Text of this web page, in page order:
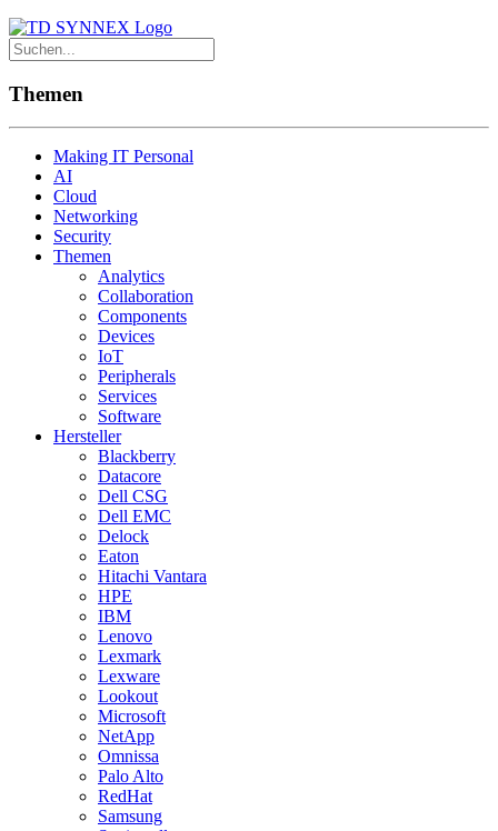
Themen
Making IT Personal
AI
Cloud
Networking
Security
Themen
Analytics
Collaboration
Components
Devices
IoT
Peripherals
Services
Software
Hersteller
Blackberry
Datacore
Dell CSG
Dell EMC
Delock
Eaton
Hitachi Vantara
HPE
IBM
Lenovo
Lexmark
Lexware
Lookout
Microsoft
NetApp
Omnissa
Palo Alto
RedHat
Samsung